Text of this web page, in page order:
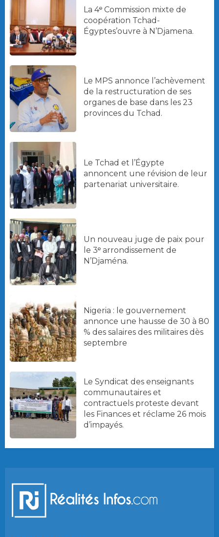
La 4ᵉ Commission mixte de
coopération Tchad-
Égyptes’ouvre à N’Djamena.
Le MPS annonce l’achèvement
de la restructuration de ses
organes de base dans les 23
provinces du Tchad.
Le Tchad et l’Égypte
annoncent une révision de leur
partenariat universitaire.
Un nouveau juge de paix pour
le 3ᵉ arrondissement de
N’Djaména.
Nigeria : le gouvernement
annonce une hausse de 30 à 80
% des salaires des militaires dès
septembre
Le Syndicat des enseignants
communautaires et
contractuels proteste devant
les Finances et réclame 26 mois
d’impayés.